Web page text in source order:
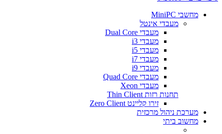
מחשבי MiniPC
מעבדי אינטל
מעבדי Dual Core
מעבדי i3
מעבדי i5
מעבדי i7
מעבדי i9
מעבדי Quad Core
מעבדי Xeon
תחנות רזות Thin Client
זירו קליינט Zero Client
מערכת ניהול מרכזית
מחשוב ביתי